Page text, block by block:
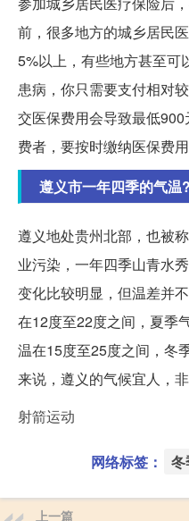
前，很多地方的城乡居民
5%以上，有些地方甚至可
患病，你只需要支付相对
交医保费用会导致最低
费者，要按时缴纳医保费
遵义市一年四季的气温?
遵义地处贵州北部，也被
业污染，一年四季山青水
变化比较明显，但温差并
在12度至22度之间，夏季
温在15度至25度之间，冬
来说，遵义的气候宜人，
射箭运动
网络标签： 冬
上一篇